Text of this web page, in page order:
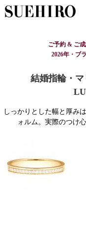
ご予約 & ご
2026年・ブ
結婚指輪・
しっかりとした幅と厚み
ォルム。実際のつけ